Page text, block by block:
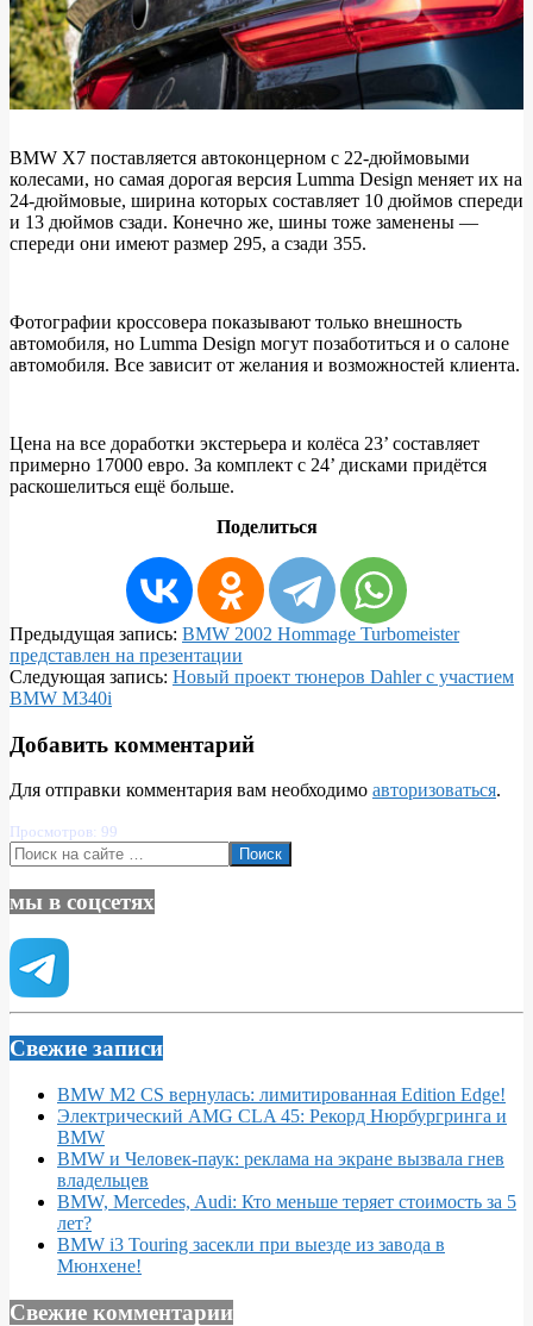
BMW X7 поставляется автоконцерном с 22-дюймовыми
колесами, но самая дорогая версия Lumma Design меняет их на
24-дюймовые, ширина которых составляет 10 дюймов спереди
и 13 дюймов сзади. Конечно же, шины тоже заменены —
спереди они имеют размер 295, а сзади 355.
Фотографии кроссовера показывают только внешность
автомобиля, но Lumma Design могут позаботиться и о салоне
автомобиля. Все зависит от желания и возможностей клиента.
Цена на все доработки экстерьера и колёса 23’ составляет
примерно 17000 евро. За комплект с 24’ дисками придётся
раскошелиться ещё больше.
Поделиться
2020-
04-
25
Предыдущая запись: BMW 2002 Hommage Turbomeister
представлен на презентации
Следующая запись: Новый проект тюнеров Dahler с участием
BMW M340i
Добавить комментарий
Для отправки комментария вам необходимо авторизоваться.
Просмотров: 99
Поиск
мы в соцсетях
Свежие записи
BMW M2 CS вернулась: лимитированная Edition Edge!
Электрический AMG CLA 45: Рекорд Нюрбургринга и
BMW
BMW и Человек-паук: реклама на экране вызвала гнев
владельцев
BMW, Mercedes, Audi: Кто меньше теряет стоимость за 5
лет?
BMW i3 Touring засекли при выезде из завода в
Мюнхене!
Свежие комментарии